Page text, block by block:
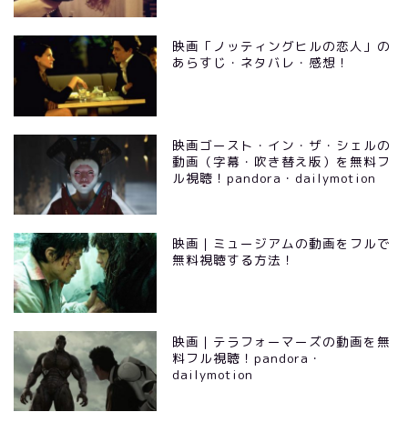
映画「ノッティングヒルの恋人」の
あらすじ・ネタバレ・感想！
映画ゴースト・イン・ザ・シェルの
動画（字幕・吹き替え版）を無料フ
ル視聴！pandora・dailymotion
映画｜ミュージアムの動画をフルで
無料視聴する方法！
映画｜テラフォーマーズの動画を無
料フル視聴！pandora・
dailymotion